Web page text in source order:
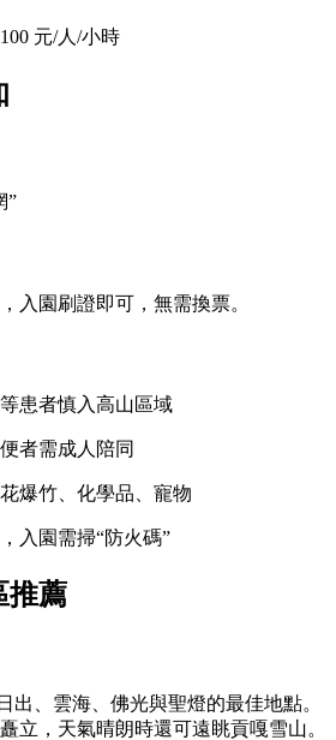
元/人/小時
”
入園刷證即可，無需換票。
患者慎入高山區域
者需成人陪同
爆竹、化學品、寵物
入園需掃“防火碼”
推薦
出、雲海、佛光與聖燈的最佳地點。
立，天氣晴朗時還可遠眺貢嘎雪山。